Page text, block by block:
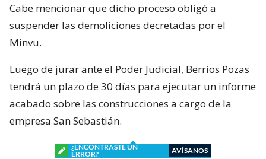
Cabe mencionar que dicho proceso obligó a
suspender las demoliciones decretadas por el
Minvu.
Luego de jurar ante el Poder Judicial, Berríos Pozas
tendrá un plazo de 30 días para ejecutar un informe
acabado sobre las construcciones a cargo de la
empresa San Sebastián.
¿ENCONTRASTE UN
ERROR?
AVÍSANOS